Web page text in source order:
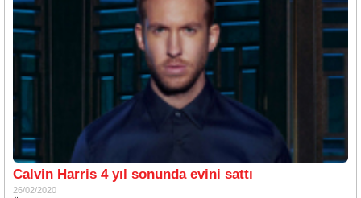
Calvin Harris 4 yıl sonunda evini sattı
26/02/2020